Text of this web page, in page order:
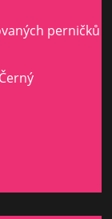
perničků